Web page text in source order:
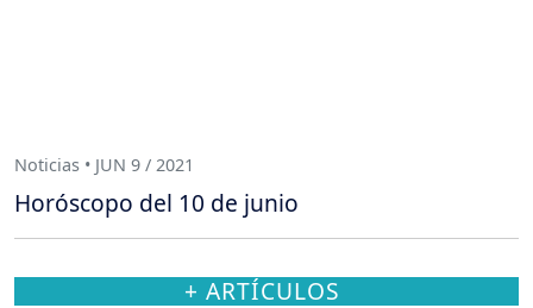
Noticias • JUN 9 / 2021
Horóscopo del 10 de junio
+ ARTÍCULOS